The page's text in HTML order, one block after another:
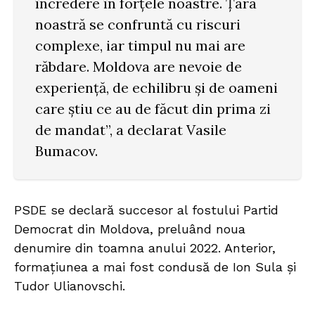
noastră se confruntă cu riscuri
complexe, iar timpul nu mai are
răbdare. Moldova are nevoie de
experiență, de echilibru și de oameni
care știu ce au de făcut din prima zi
de mandat”, a declarat Vasile
Bumacov.
PSDE se declară succesor al fostului Partid
Democrat din Moldova, preluând noua
denumire din toamna anului 2022. Anterior,
formațiunea a mai fost condusă de Ion Sula și
Tudor Ulianovschi.